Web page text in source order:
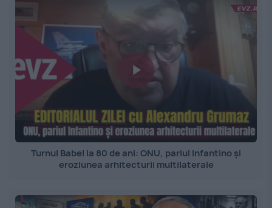
Turnul Babel la 80 de ani: ONU, pariul Infantino și
eroziunea arhitecturii multilaterale